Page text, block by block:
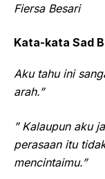
Fiersa Besari
Kata-kata Sad
Aku tahu ini
arah.”
” Kalaupun aku
perasaan itu
mencintaimu.”